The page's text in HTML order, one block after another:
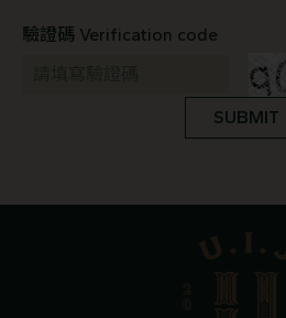
驗證碼 Verification code
SUBMIT